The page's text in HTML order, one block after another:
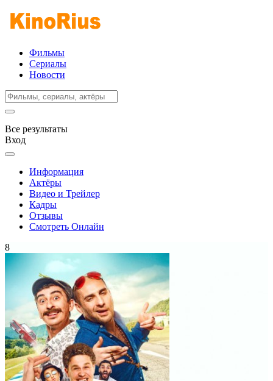
Фильмы
Сериалы
Новости
Все результаты
Вход
Информация
Актёры
Видео и Трейлер
Кадры
Отзывы
Смотреть Онлайн
8